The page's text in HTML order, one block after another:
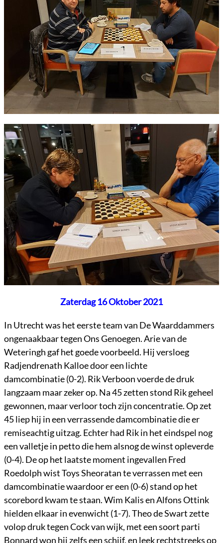
Zaterdag 16 Oktober 2021
In Utrecht was het eerste team van De Waarddammers
ongenaakbaar tegen Ons Genoegen. Arie van de
Weteringh gaf het goede voorbeeld. Hij versloeg
Radjendrenath Kalloe door een lichte
damcombinatie (0-2). Rik Verboon voerde de druk
langzaam maar zeker op. Na 45 zetten stond Rik geheel
gewonnen, maar verloor toch zijn concentratie. Op zet
45 liep hij in een verrassende damcombinatie die er
remiseachtig uitzag. Echter had Rik in het eindspel nog
een valletje in petto die hem alsnog de winst opleverde
(0-4). De op het laatste moment ingevallen Fred
Roedolph wist Toys Sheoratan te verrassen met een
damcombinatie waardoor er een (0-6) stand op het
scorebord kwam te staan. Wim Kalis en Alfons Ottink
hielden elkaar in evenwicht (1-7). Theo de Swart zette
volop druk tegen Cock van wijk, met een soort parti
Bonnard won hij zelfs een schijf, en leek rechtstreeks op